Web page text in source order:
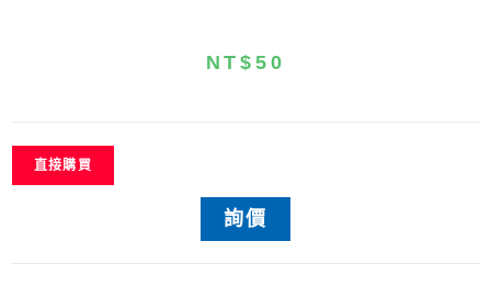
NT$ 50
直接購買
詢價